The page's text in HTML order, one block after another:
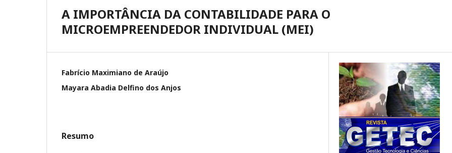
A IMPORTÂNCIA DA CONTABILIDADE PARA O
MICROEMPREENDEDOR INDIVIDUAL (MEI)
Fabrício Maximiano de Araújo
Mayara Abadia Delfino dos Anjos
Resumo